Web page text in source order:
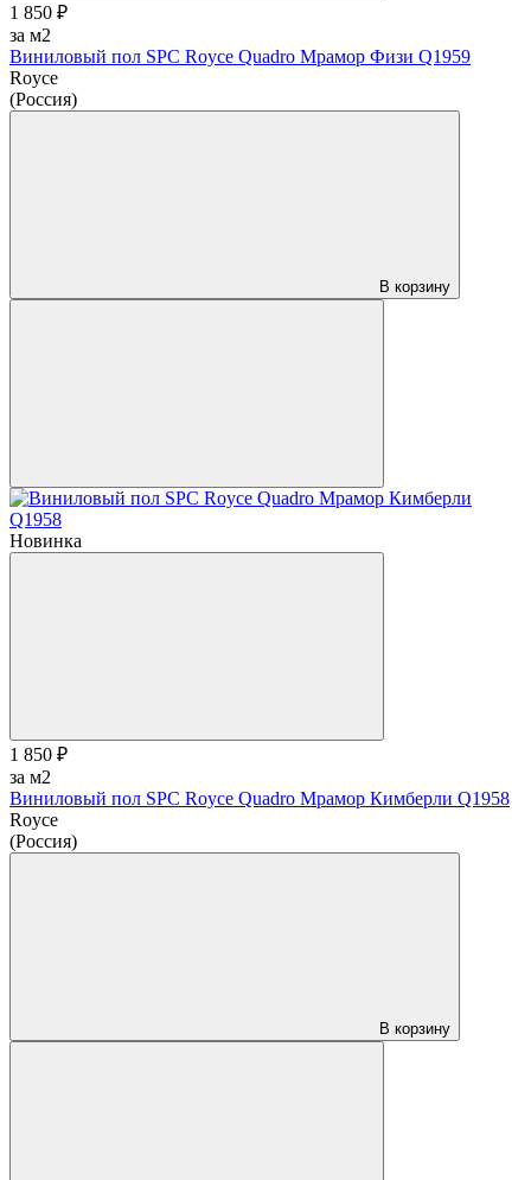
1 850 ₽
за м2
Виниловый пол SPC Royce Quadro Мрамор Физи Q1959
Royce
(Россия)
В корзину
Новинка
1 850 ₽
за м2
Виниловый пол SPC Royce Quadro Мрамор Кимберли Q1958
Royce
(Россия)
В корзину